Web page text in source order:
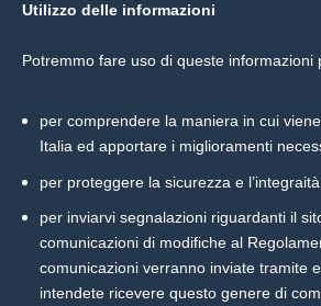
Utilizzo delle informazioni
Potremmo fare uso di queste informazioni
per comprendere la maniera in cui
Italia ed apportare i miglioramenti
per proteggere la sicurezza e
per inviarvi segnalazioni riguardanti il
comunicazioni di modifiche al
comunicazioni verranno inviate tramite
intendete ricevere questo genere di